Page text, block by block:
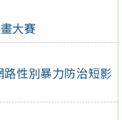
大賽
性別暴力防治短影